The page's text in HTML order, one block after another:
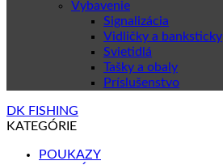
Vybavenie
Signalizácia
Vidličky a banksticky
Svietidlá
Tašky a obaly
Príslušenstvo
DK FISHING
KATEGÓRIE
POUKAZY